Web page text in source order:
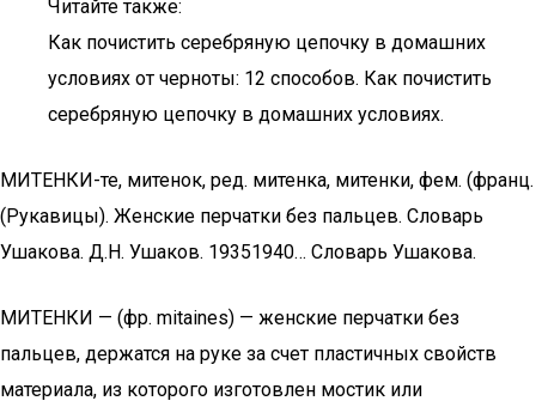
Читайте также:
Как почистить серебряную цепочку в домашних
условиях от черноты: 12 способов. Как почистить
серебряную цепочку в домашних условиях.
МИТЕНКИ-те, митенок, ред. митенка, митенки, фем. (франц.
(Рукавицы). Женские перчатки без пальцев. Словарь
Ушакова. Д.Н. Ушаков. 19351940… Словарь Ушакова.
МИТЕНКИ — (фр. mitaines) — женские перчатки без
пальцев, держатся на руке за счет пластичных свойств
материала, из которого изготовлен мостик или